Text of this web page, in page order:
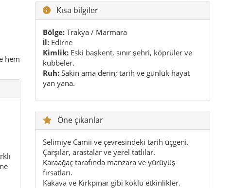
hem
Kısa bilgiler
Bölge: Trakya / Marmara
İl: Edirne
Kimlik: Eski başkent, sınır şehri, köprüler ve
kubbeler.
Ruh: Sakin ama derin; tarih ve günlük hayat
yan yana.
Öne çıkanlar
Selimiye Camii ve çevresindeki tarih üçgeni.
Çarşılar, arastalar ve yerel tatlılar.
Karaağaç tarafında manzara ve yürüyüş
fırsatları.
Kakava ve Kırkpınar gibi köklü etkinlikler.